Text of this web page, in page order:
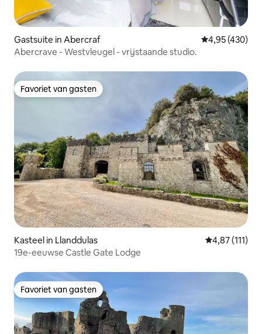
Gastsuite in Abercraf Gemiddelde
4,95 (430)
Abercrave - Westvleugel - vrijstaande studio.
Favoriet van gasten
Favoriet van gasten
Kasteel in Llanddulas Gemiddelde
4,87 (111)
19e-eeuwse Castle Gate Lodge
Favoriet van gasten
Favoriet van gasten